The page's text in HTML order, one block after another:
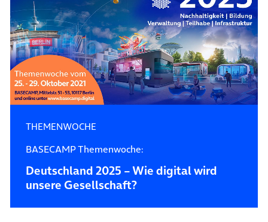
THEMENWOCHE
BASECAMP Themenwoche:
Deutschland 2025 – Wie digital wird
unsere Gesellschaft?